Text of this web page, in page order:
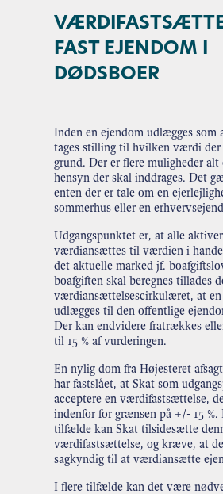
FAST EJENDOM I
DØDSBOER
Inden en ejendom udlægges som
tages stilling til hvilken værdi der
grund. Der er flere muligheder
hensyn der skal inddrages. Det
enten der er tale om en
sommerhus eller en
Udgangspunktet er, at alle
værdiansættes til værdien i
det aktuelle marked jf.
boafgiften skal beregnes tillades
værdiansættelsescirkulæret, at en
udlægges til den offentlige
Der kan endvidere fratrækkes
til 15 % af vurderingen.
En nylig dom fra Højesteret
har fastslået, at Skat som
acceptere en værdifastsættelse,
indenfor for grænsen på +/- 15
tilfælde kan Skat tilsidesætte
værdifastsættelse, og kræve, at
sagkyndig til at værdiansætte
I flere tilfælde kan det være